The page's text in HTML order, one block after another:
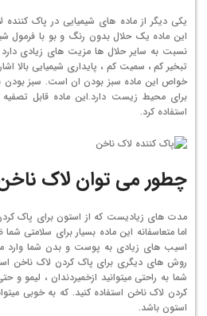
یکی دیگر از ماده های شیمیایی در پاک کننده
نسبت به سایر حلال ها مزیت های زیادی
تبخیر کم ، سمیت کم ، پایداری شیمیایی بالا
خواص این ماده سبز بودن ان است. سبز بودن
برای محیط زیست دارد.این ماده قابل
استفاده کرد.
چطور می توان لاک
مدت های زیادیست که از استون برای پاک
اما متعاسفانه این ماده بسیار برای سلامتی
اسیب های زیادی به پوست و بدن شما وارد
روش های دیگری برای پاک کردن لاک ناخن
شما به راحتی میتوانید ازخمیردندان ، لیمو و
کردن لاک ناخن استفاده کنید. که به خوبی
استون باشد.